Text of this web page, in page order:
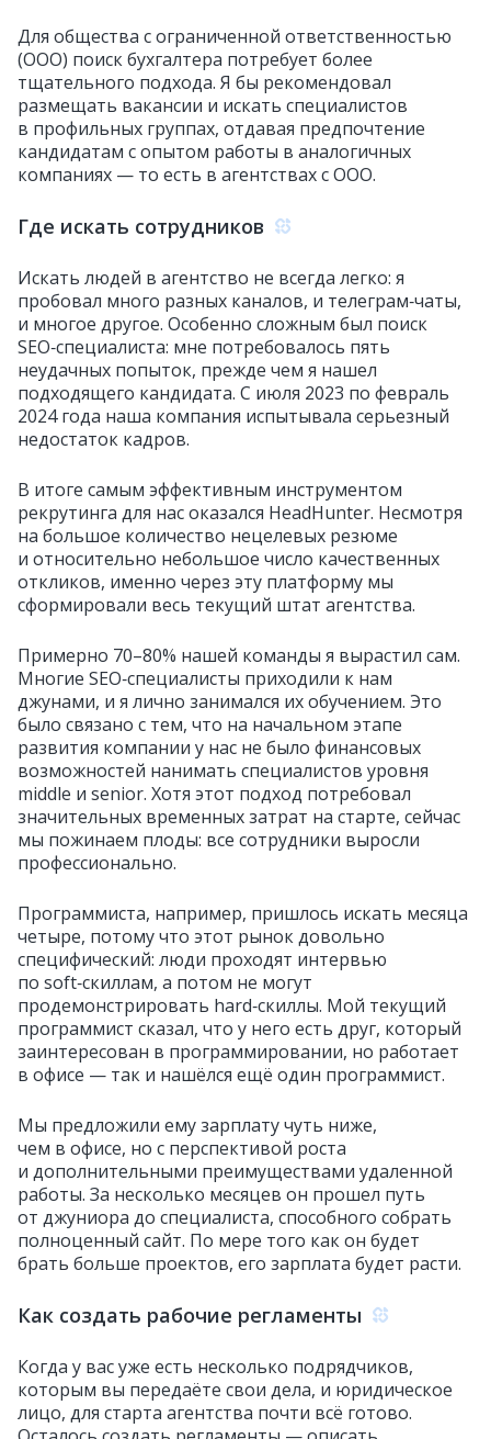
Для общества с ограниченной ответственностью
(ООО) поиск бухгалтера потребует более
тщательного подхода. Я бы рекомендовал
размещать вакансии и искать специалистов
в профильных группах, отдавая предпочтение
кандидатам с опытом работы в аналогичных
компаниях — то есть в агентствах с ООО.
Где искать сотрудников
Искать людей в агентство не всегда легко: я
пробовал много разных каналов, и телеграм‑чаты,
и многое другое. Особенно сложным был поиск
SEO‑специалиста: мне потребовалось пять
неудачных попыток, прежде чем я нашел
подходящего кандидата. С июля 2023 по февраль
2024 года наша компания испытывала серьезный
недостаток кадров.
В итоге самым эффективным инструментом
рекрутинга для нас оказался HeadHunter. Несмотря
на большое количество нецелевых резюме
и относительно небольшое число качественных
откликов, именно через эту платформу мы
сформировали весь текущий штат агентства.
Примерно 70–80% нашей команды я вырастил сам.
Многие SEO‑специалисты приходили к нам
джунами, и я лично занимался их обучением. Это
было связано с тем, что на начальном этапе
развития компании у нас не было финансовых
возможностей нанимать специалистов уровня
middle и senior. Хотя этот подход потребовал
значительных временных затрат на старте, сейчас
мы пожинаем плоды: все сотрудники выросли
профессионально.
Программиста, например, пришлось искать месяца
четыре, потому что этот рынок довольно
специфический: люди проходят интервью
по soft‑скиллам, а потом не могут
продемонстрировать hard‑скиллы. Мой текущий
программист сказал, что у него есть друг, который
заинтересован в программировании, но работает
в офисе — так и нашёлся ещё один программист.
Мы предложили ему зарплату чуть ниже,
чем в офисе, но с перспективой роста
и дополнительными преимуществами удаленной
работы. За несколько месяцев он прошел путь
от джуниора до специалиста, способного собрать
полноценный сайт. По мере того как он будет
брать больше проектов, его зарплата будет расти.
Как создать рабочие регламенты
Когда у вас уже есть несколько подрядчиков,
которым вы передаёте свои дела, и юридическое
лицо, для старта агентства почти всё готово.